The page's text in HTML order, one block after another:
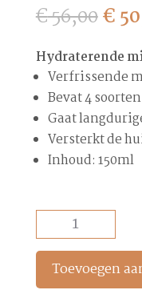
€56,00
prijs
was:
€
€
Hydraterende
Verfrissende
Bevat 4
Gaat
Versterkt de
Inhoud: 150ml
Hyaluronic
Ceramide
Mist
aantal
Toevoegen